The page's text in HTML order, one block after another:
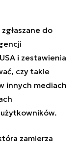
do
i zestawienia
czy takie
innych mediach
zamierza